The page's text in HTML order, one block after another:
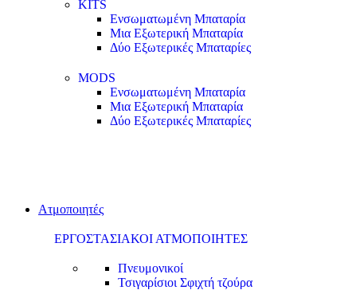
KITS
Ενσωματωμένη Μπαταρία
Μια Εξωτερική Μπαταρία
Δύο Εξωτερικές Μπαταρίες
MODS
Ενσωματωμένη Μπαταρία
Μια Εξωτερική Μπαταρία
Δύο Εξωτερικές Μπαταρίες
Ατμοποιητές
ΕΡΓΟΣΤΑΣΙΑΚΟΙ ΑΤΜΟΠΟΙΗΤΕΣ
Πνευμονικοί
Τσιγαρίσιοι Σφιχτή τζούρα